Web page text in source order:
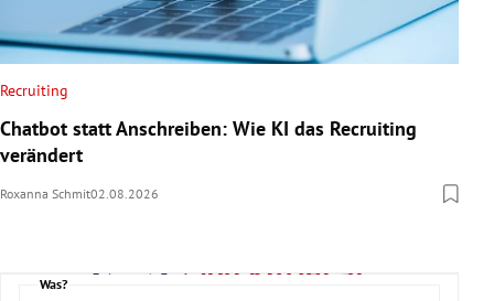
Recruiting
Chatbot statt Anschreiben: Wie KI das Recruiting
verändert
Roxanna Schmit02.08.2026
Was?